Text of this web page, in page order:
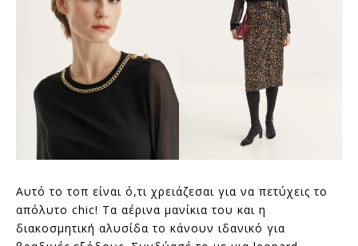
Αυτό το τοπ είναι ό,τι χρειάζεσαι για να πετύχεις το
απόλυτο chic! Τα αέρινα μανίκια του και η
διακοσμητική αλυσίδα το κάνουν ιδανικό για